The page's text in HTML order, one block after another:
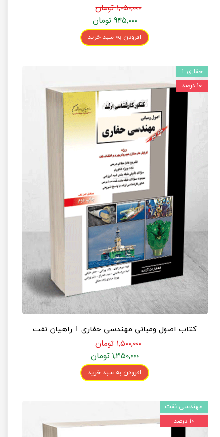
۱,۰۵۰,۰۰۰ تومان
۹۴۵,۰۰۰ تومان
افزودن به سبد خرید
کتاب اصول ومبانی مهندسی حفاری 1 راهیان نفت
۱,۵۰۰,۰۰۰ تومان
۱,۳۵۰,۰۰۰ تومان
افزودن به سبد خرید
حفاری 1
۱۰ درصد
مهندسی نفت
۱۰ درصد